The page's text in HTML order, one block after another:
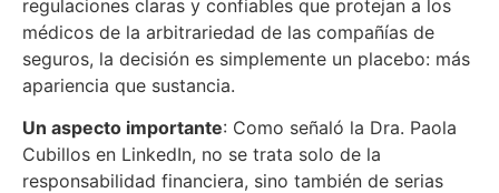
regulaciones claras y confiables que protejan a los
médicos de la arbitrariedad de las compañías de
seguros, la decisión es simplemente un placebo: más
apariencia que sustancia.
Un aspecto importante: Como señaló la Dra. Paola
Cubillos en LinkedIn, no se trata solo de la
responsabilidad financiera, sino también de serias